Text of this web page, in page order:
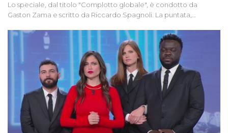
Lo speciale, dal titolo "Complotto globale", è condotto da
Gaston Zama e scritto da Riccardo Spagnoli. La puntata,
racconta l'universo delle narrazioni alternative, dei sospetti
globali e del complottismo che negli ultimi anni hanno invaso
social network, talk show, piazze digitali e immaginario collettivo.